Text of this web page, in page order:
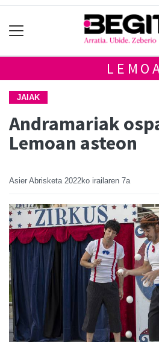
JAIAK
Andramariak
Lemoan asteon
Asier Abrisketa 2022ko irailaren 7a